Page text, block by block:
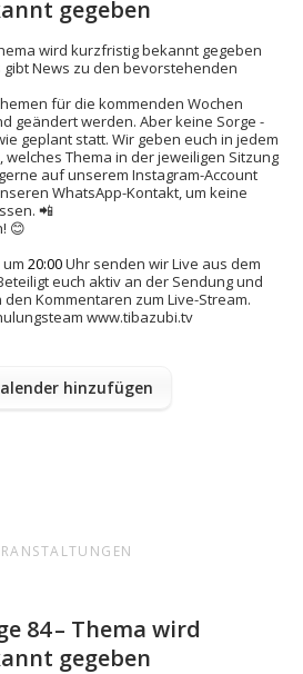
gegeben
wird kurzfristig bekannt gegeben
gibt News zu den bevorstehenden
für die kommenden Wochen
geändert werden. Aber keine Sorge -
geplant statt. Wir geben euch in jedem
welches Thema in der jeweiligen Sitzung
auf unserem Instagram-Account
WhatsApp-Kontakt, um keine
📲
😊
20:00Uhr senden wir Live aus dem
euch aktiv an der Sendung und
Kommentaren zum Live-Stream.
www.tibazubi.tv
hinzufügen
84 – Thema wird
gegeben